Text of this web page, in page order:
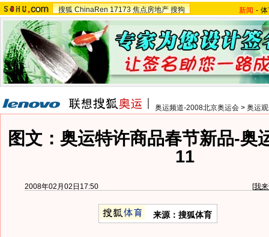
搜狐 ChinaRen 17173 焦点房地产 搜狗 新闻 -
奥运频道-2008北京奥运会 > 奥运
图文：奥运特许商品春节新品-奥
11
2008年02月02日17:50 [我
来源：搜狐体育